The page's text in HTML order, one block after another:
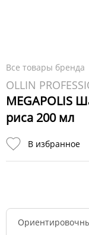
Все товары бренда
OLLIN
MEGAPOLIS
риса 200 мл
В избранное